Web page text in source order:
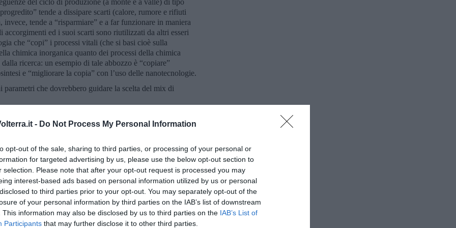
- Do Not Process My Personal Information
opt-out of the sale, sharing to third parties, or processing of your personal or
for targeted advertising by us, please use the below opt-out section to
selection. Please note that after your opt-out request is processed you may
interest-based ads based on personal information utilized by us or personal
to third parties prior to your opt-out. You may separately opt-out of the
of your personal information by third parties on the IAB’s list of downstream
This information may also be disclosed by us to third parties on the IAB’s List of
Participants that may further disclose it to other third parties.
tende a dissipare scarti (calore, rumore e rifiuti
tende a “risparmiare” e a far funzionare in maniera
accorgimenti ed i suoi scarti sono riutilizzati da altri esseri
che “copi” i processi vitali (che si basi cioè sulla
chimica inorganica quanto dei processi della chimica
ricerca: un esempio di tale abbozzo è “copiare”
e “migliorare la copia” con l’uso delle nanotecnologie.
che dovrebbero guidare la scelta del mix di
il prosumer? È compatibile con gli spazi della
Tempo: tenendo presente l’urgenza delle cose, sono
della specifica fonte energetica? È possibile che la spesa
che “copiano la vita” piuttosto che verso fonti
l’immissione di materiali, energia e costi ecologici
da parte degli Stati ridurrebbe il tempo necessario a che i
essere amplificati nel macro-livello?- Impatto
della specifica fonte energetica? Quanto si tiene conto
energetica? Nel caso permanga il pericolo di guerra tra
conseguenze di un attacco con cannoni a lunga gittata o di
delle “scorie”?- Costi: quanto conviene continuare a
attualmente proposte (alcune delle quali sono